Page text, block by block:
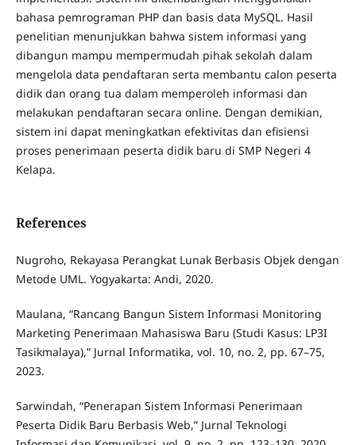
bahasa pemrograman PHP dan basis data MySQL. Hasil
penelitian menunjukkan bahwa sistem informasi yang
dibangun mampu mempermudah pihak sekolah dalam
mengelola data pendaftaran serta membantu calon peserta
didik dan orang tua dalam memperoleh informasi dan
melakukan pendaftaran secara online. Dengan demikian,
sistem ini dapat meningkatkan efektivitas dan efisiensi
proses penerimaan peserta didik baru di SMP Negeri 4
Kelapa.
References
Nugroho, Rekayasa Perangkat Lunak Berbasis Objek dengan
Metode UML. Yogyakarta: Andi, 2020.
Maulana, “Rancang Bangun Sistem Informasi Monitoring
Marketing Penerimaan Mahasiswa Baru (Studi Kasus: LP3I
Tasikmalaya),” Jurnal Informatika, vol. 10, no. 2, pp. 67–75,
2023.
Sarwindah, “Penerapan Sistem Informasi Penerimaan
Peserta Didik Baru Berbasis Web,” Jurnal Teknologi